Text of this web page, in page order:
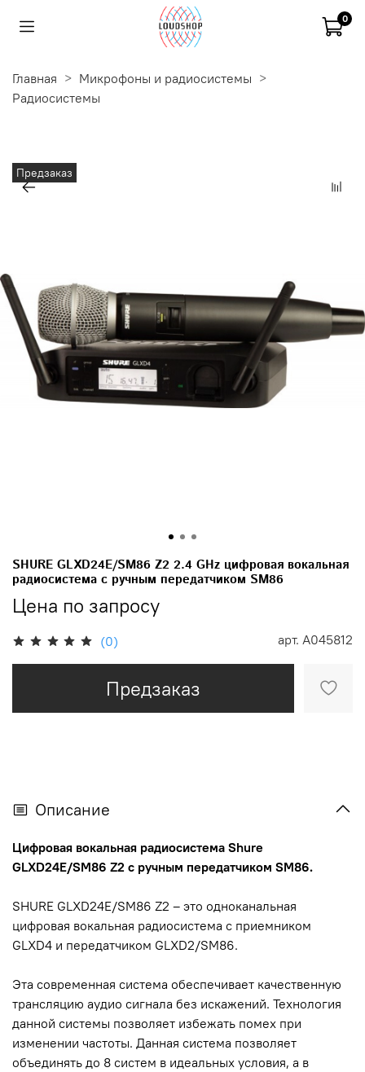
0
Главная
Микрофоны и радиосистемы
Радиосистемы
Предзаказ
(0) арт. A045812
SHURE GLXD24E/SM86 Z2 2.4 GHz цифровая вокальная
радиосистема с ручным передатчиком SM86
Цена по запросу
Предзаказ
Описание
Цифровая вокальная радиосистема Shure
GLXD24E/SM86 Z2 с ручным передатчиком SM86.
SHURE GLXD24E/SM86 Z2 – это одноканальная
цифровая вокальная радиосистема с приемником
GLXD4 и передатчиком GLXD2/SM86.
Эта современная система обеспечивает качественную
трансляцию аудио сигнала без искажений. Технология
данной системы позволяет избежать помех при
изменении частоты. Данная система позволяет
объединять до 8 систем в идеальных условия, а в